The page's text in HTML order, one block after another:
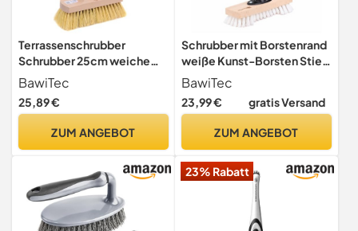
Terrassenschrubber
Schrubber 25cm weiche
Lange Borsten mit Holzstiel
Stiel
BawiTec
25,89 €
ZUM ANGEBOT
Schrubber mit Borstenrand
weiße Kunst-Borsten Stiel
Holzstiel 120cm Lang
BawiTec
23,99 € gratis Versand
ZUM ANGEBOT
23% Rabatt